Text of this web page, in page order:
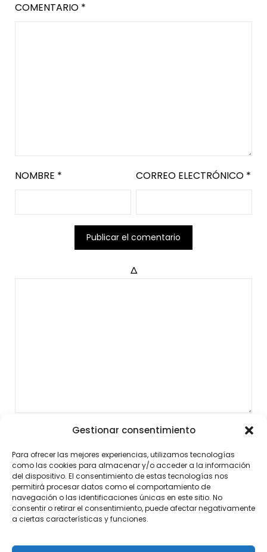
COMENTARIO *
NOMBRE * CORREO ELECTRÓNICO *
Δ
Gestionar consentimiento
Para ofrecer las mejores experiencias, utilizamos tecnologías
como las cookies para almacenar y/o acceder a la información
del dispositivo. El consentimiento de estas tecnologías nos
permitirá procesar datos como el comportamiento de
navegación o las identificaciones únicas en este sitio. No
consentir o retirar el consentimiento, puede afectar negativamente
a ciertas características y funciones.